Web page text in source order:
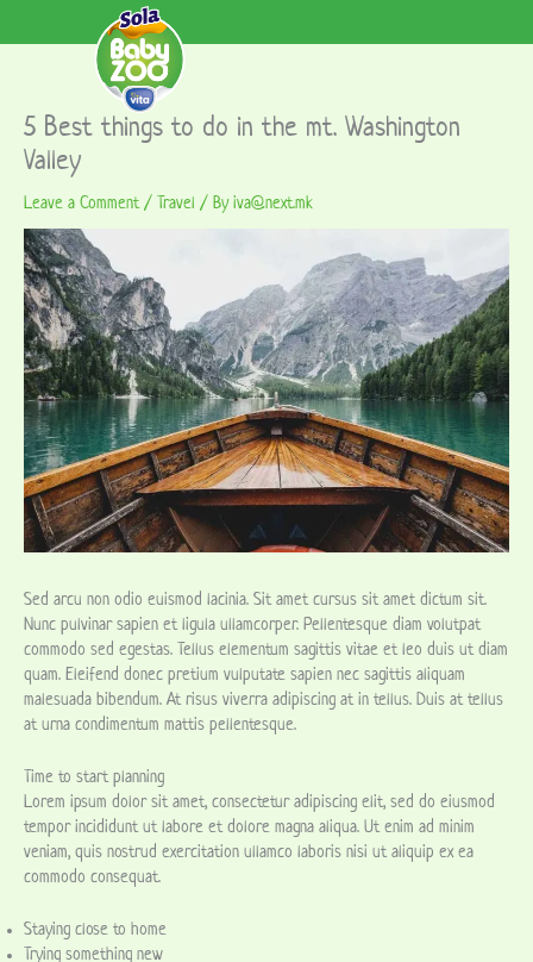
5 Best things to do in the mt. Washington
Valley
Leave a Comment / Travel / By iva@next.mk
Sed arcu non odio euismod lacinia. Sit amet cursus sit amet dictum sit.
Nunc pulvinar sapien et ligula ullamcorper. Pellentesque diam volutpat
commodo sed egestas. Tellus elementum sagittis vitae et leo duis ut diam
quam. Eleifend donec pretium vulputate sapien nec sagittis aliquam
malesuada bibendum. At risus viverra adipiscing at in tellus. Duis at tellus
at urna condimentum mattis pellentesque.
Time to start planning
Lorem ipsum dolor sit amet, consectetur adipiscing elit, sed do eiusmod
tempor incididunt ut labore et dolore magna aliqua. Ut enim ad minim
veniam, quis nostrud exercitation ullamco laboris nisi ut aliquip ex ea
commodo consequat.
Staying close to home
Trying something new